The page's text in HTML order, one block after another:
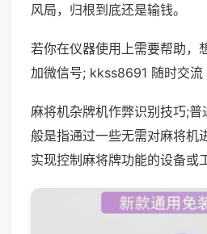
风局，归根到底还是输钱。
若你在仪器使用上需要帮助，
加微信号; kkss8691 随时交流
麻将机杂牌机作弊识别技巧;
般是指通过一些无需对麻将机
实现控制麻将牌功能的设备或